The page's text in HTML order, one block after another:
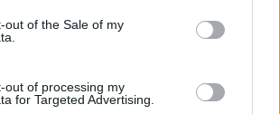
out of the Sale of my
out of processing my
for Targeted Advertising.
jak się zorientowałam to wzięłam
pytanie brzmi jakie jest ryzyko ciąży
stosunek z czwartku.